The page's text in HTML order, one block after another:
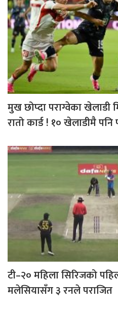
मुख छोप्दा पराग्वेका खेलाडी
रातो कार्ड ! १० खेलाडीमै पनि
टी–२० महिला सिरिजको
मलेसियासँग ३ रनले पराजित